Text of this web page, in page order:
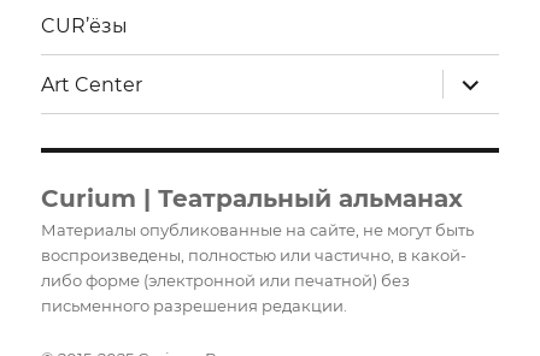
CUR’ёзы
Art Center
меню
Curium | Театральный альманах
Материалы опубликованные на сайте, не могут быть
воспроизведены, полностью или частично, в какой-
либо форме (электронной или печатной) без
письменного разрешения редакции.